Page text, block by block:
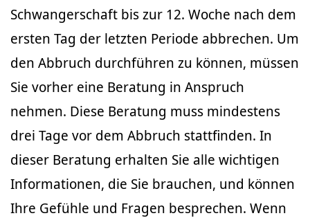
Schwangerschaft bis zur 12. Woche nach dem
ersten Tag der letzten Periode abbrechen. Um
den Abbruch durchführen zu können, müssen
Sie vorher eine Beratung in Anspruch
nehmen. Diese Beratung muss mindestens
drei Tage vor dem Abbruch stattfinden. In
dieser Beratung erhalten Sie alle wichtigen
Informationen, die Sie brauchen, und können
Ihre Gefühle und Fragen besprechen. Wenn